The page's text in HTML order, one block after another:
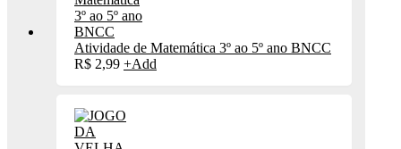
Atividade de Matemática 3º ao 5º ano BNCC
R$ 2,99 +Add